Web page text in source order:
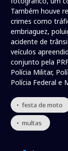
Também houve
crimes como
embriaguez,
acidente de
veículos
conjunto pela
Polícia Militar,
Polícia Federal e
• festa de moto
• multas